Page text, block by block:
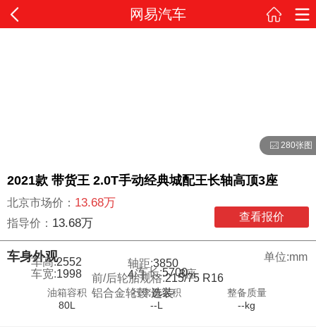
网易汽车
280张图
2021款 带货王 2.0T手动经典城配王长轴高顶3座
北京市场价： 13.68万
指导价： 13.68万 查看报价
车身外观
单位:mm
车长:5700
车宽:1998 3座
4门
车高:2552 轴距:3850
前/后轮胎规格:215/75 R16
铝合金轮毂:选装
油箱容积
80L
行李舱容积
--L
整备质量
--kg